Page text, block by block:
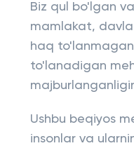
Biz qul bo'lgan
mamlakat,
haq
to'lanadigan
Ushbu beqiyos
insonlar va